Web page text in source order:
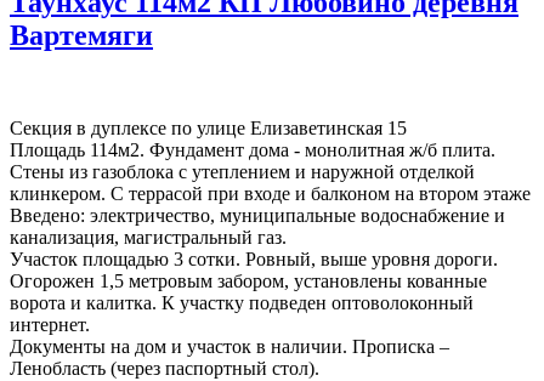
Вартемяги
Секция в дуплексе по улице Елизаветинская 15
Площадь 114м2. Фундамент дома - монолитная ж/б плита.
Стены из газоблока с утеплением и наружной отделкой
клинкером. С террасой при входе и балконом на втором этаже
Введено: электричество, муниципальные водоснабжение и
канализация, магистральный газ.
Участок площадью 3 сотки. Ровный, выше уровня дороги.
Огорожен 1,5 метровым забором, установлены кованные
ворота и калитка. К участку подведен оптоволоконный
интернет.
Документы на дом и участок в наличии. Прописка –
Ленобласть (через паспортный стол).